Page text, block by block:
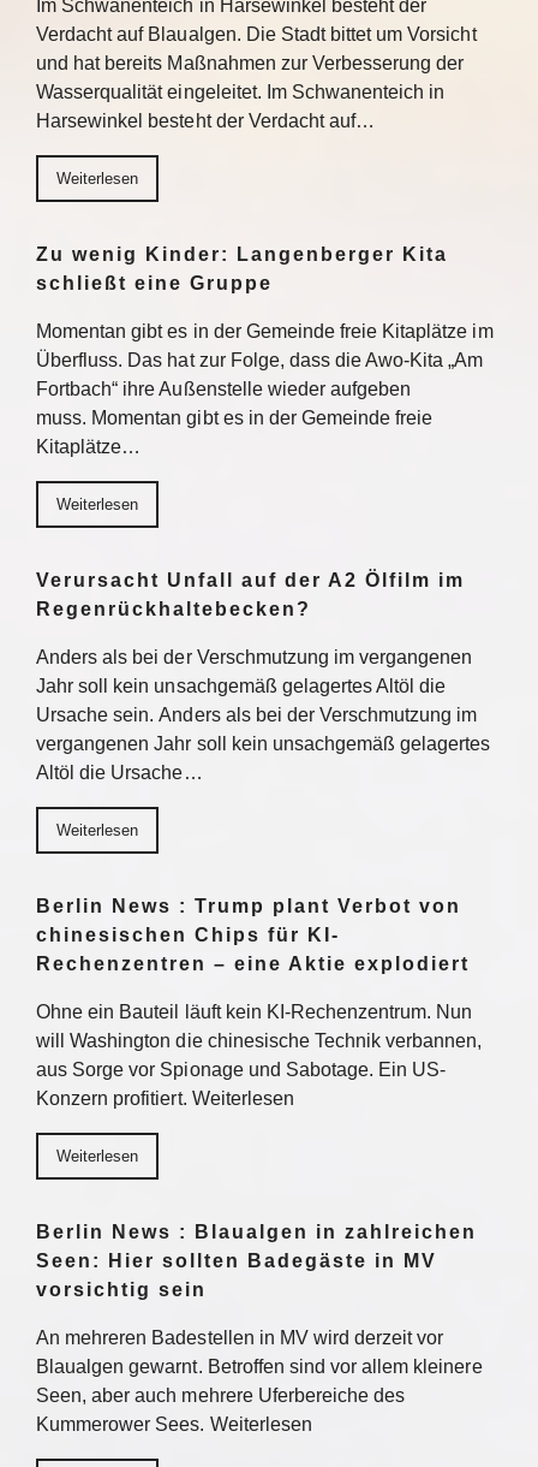
Im Schwanenteich in Harsewinkel besteht der
Verdacht auf Blaualgen. Die Stadt bittet um Vorsicht
und hat bereits Maßnahmen zur Verbesserung der
Wasserqualität eingeleitet. Im Schwanenteich in
Harsewinkel besteht der Verdacht auf…
Weiterlesen
Zu wenig Kinder: Langenberger Kita
schließt eine Gruppe
Momentan gibt es in der Gemeinde freie Kitaplätze im
Überfluss. Das hat zur Folge, dass die Awo-Kita „Am
Fortbach“ ihre Außenstelle wieder aufgeben
muss. Momentan gibt es in der Gemeinde freie
Kitaplätze…
Weiterlesen
Verursacht Unfall auf der A2 Ölfilm im
Regenrückhaltebecken?
Anders als bei der Verschmutzung im vergangenen
Jahr soll kein unsachgemäß gelagertes Altöl die
Ursache sein. Anders als bei der Verschmutzung im
vergangenen Jahr soll kein unsachgemäß gelagertes
Altöl die Ursache…
Weiterlesen
Berlin News : Trump plant Verbot von
chinesischen Chips für KI-
Rechenzentren – eine Aktie explodiert
Ohne ein Bauteil läuft kein KI-Rechenzentrum. Nun
will Washington die chinesische Technik verbannen,
aus Sorge vor Spionage und Sabotage. Ein US-
Konzern profitiert. Weiterlesen
Weiterlesen
Berlin News : Blaualgen in zahlreichen
Seen: Hier sollten Badegäste in MV
vorsichtig sein
An mehreren Badestellen in MV wird derzeit vor
Blaualgen gewarnt. Betroffen sind vor allem kleinere
Seen, aber auch mehrere Uferbereiche des
Kummerower Sees. Weiterlesen